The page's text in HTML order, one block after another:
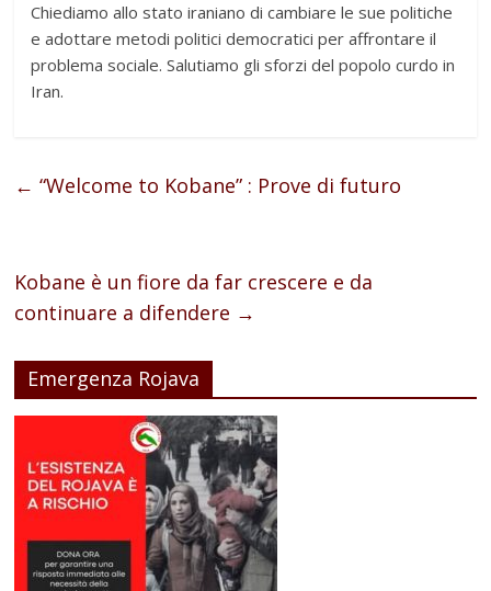
Chiediamo allo stato iraniano di cambiare le sue politiche
e adottare metodi politici democratici per affrontare il
problema sociale. Salutiamo gli sforzi del popolo curdo in
Iran.
← “Welcome to Kobane” : Prove di futuro
Kobane è un fiore da far crescere e da
continuare a difendere →
Emergenza Rojava